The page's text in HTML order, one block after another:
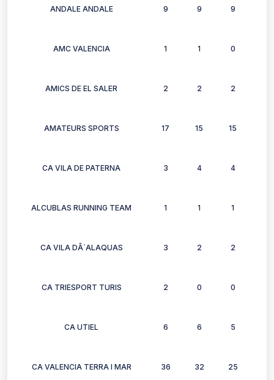
ANDALE ANDALE 9 9 9
AMC VALENCIA 1 1 0
AMICS DE EL SALER 2 2 2
AMATEURS SPORTS 17 15 15
CA VILA DE PATERNA 3 4 4
ALCUBLAS RUNNING TEAM 1 1 1
CA VILA DÂ´ALAQUAS 3 2 2
CA TRIESPORT TURIS 2 0 0
CA UTIEL 6 6 5
CA VALENCIA TERRA I MAR 36 32 25